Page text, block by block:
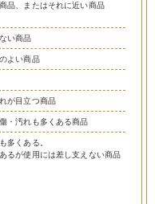
品、またはそれに近い商品
い商品
よい商品
が目立つ商品
・汚れも多くある商品
多くある。
るが使用には差し支えない商品